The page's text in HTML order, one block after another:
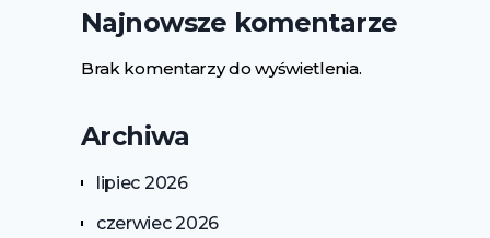
Najnowsze komentarze
Brak komentarzy do wyświetlenia.
Archiwa
lipiec 2026
czerwiec 2026